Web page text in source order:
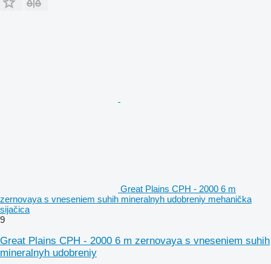
Great Plains CPH - 2000 6 m
zernovaya s vneseniem suhih mineralnyh udobreniy mehanička
sijačica
9
Great Plains CPH - 2000 6 m zernovaya s vneseniem suhih
mineralnyh udobreniy